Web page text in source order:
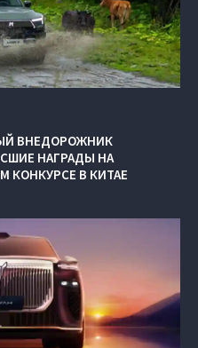
ВНЕДОРОЖНИК
НАГРАДЫ НА
В КИТАЕ